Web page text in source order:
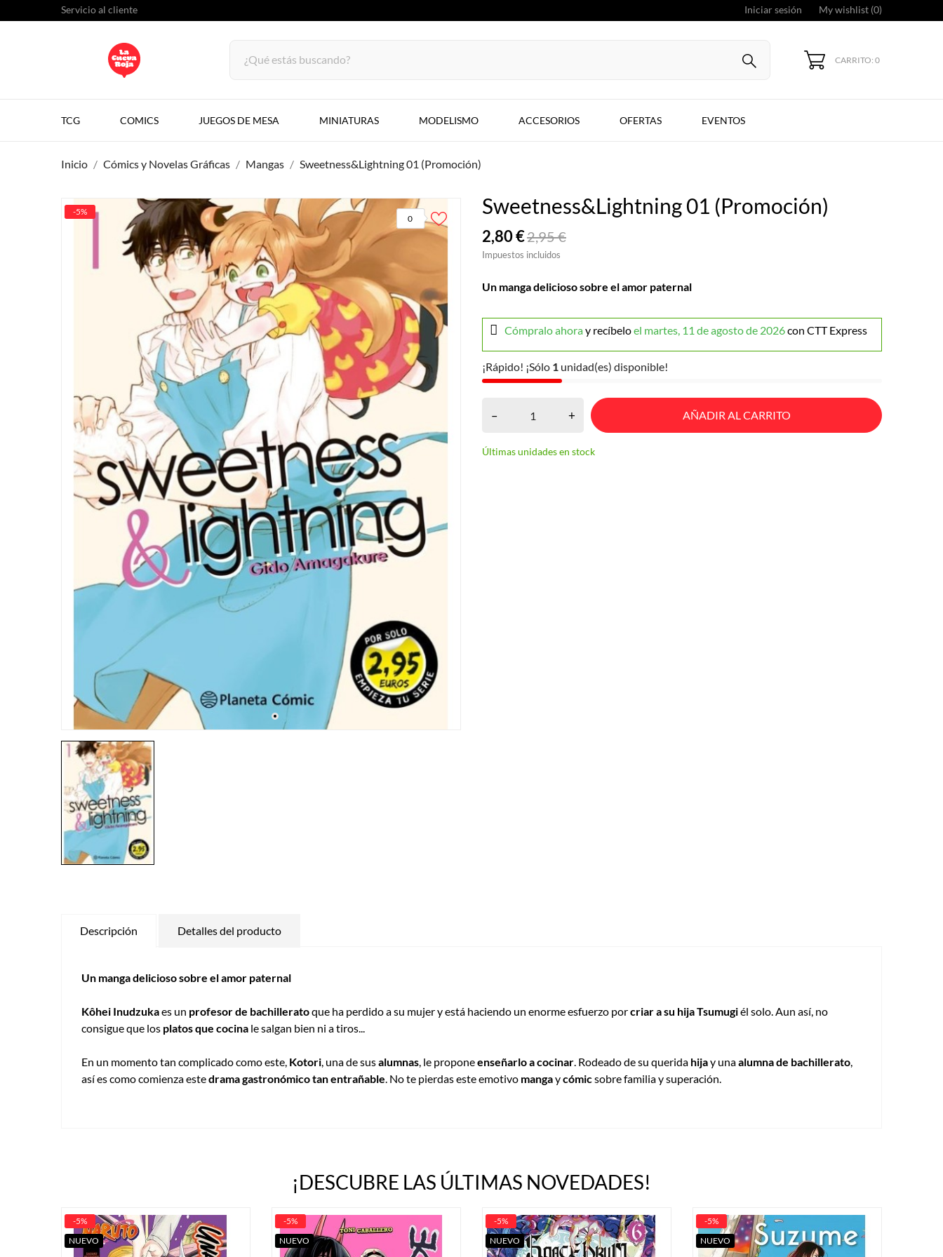
Servicio al cliente Iniciar sesión My wishlist (0)
CARRITO: 0
TCG COMICS JUEGOS DE MESA MINIATURAS MODELISMO ACCESORIOS OFERTAS EVENTOS
Inicio Cómics y Novelas Gráficas Mangas Sweetness&Lightning 01 (Promoción)
0
-5% Sweetness&Lightning 01 (Promoción)
2,80 €2,95 €
Impuestos incluidos
Un manga delicioso sobre el amor paternal
Cómpralo ahoray recíbeloel martes, 11 de agosto de 2026con CTT Express
¡Rápido! ¡Sólo 1 unidad(es) disponible!
– + AÑADIR AL CARRITO
Últimas unidades en stock
Descripción Detalles del producto
Un manga delicioso sobre el amor paternal
Kôhei Inudzukaes un profesor de bachilleratoque ha perdido a su mujer y está haciendo un enorme esfuerzo porcriar a su hija Tsumugiél solo. Aun así, no
consigue que los platos que cocina le salgan bien ni a tiros...
En un momento tan complicado como este, Kotori , una de susalumnas , le proponeenseñarlo a cocinar . Rodeado de su querida hijay unaalumna de bachillerato
así es como comienza estedrama gastronómico tan entrañable . No te pierdas este emotivo mangaycómicsobre familia y superación.
¡DESCUBRE LAS ÚLTIMAS NOVEDADES!
-5%
NUEVO
-5%
NUEVO
-5%
NUEVO
-5%
NUEVO